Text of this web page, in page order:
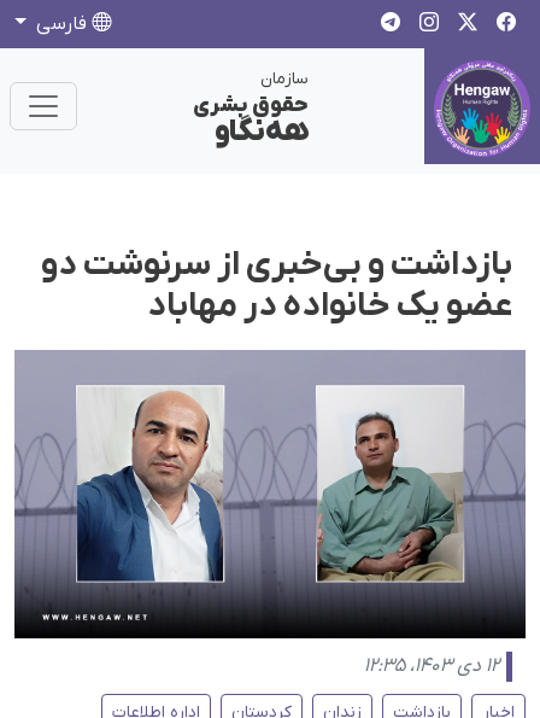
فارسی
سازمان
حقوق بشری
هەنگاو
بازداشت و بی‌خبری از سرنوشت دو
عضو یک خانواده در مهاباد
۱۲ دی ۱۴۰۳، ۱۲:۳۵
اخبار بازداشت زندان کردستان اداره اطلاعات